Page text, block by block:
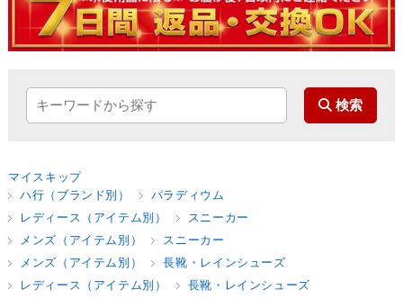
マイスキップ
ハ行（ブランド別）
パラディウム
レディース（アイテム別）
スニーカー
メンズ（アイテム別）
スニーカー
メンズ（アイテム別）
長靴・レインシューズ
レディース（アイテム別）
長靴・レインシューズ